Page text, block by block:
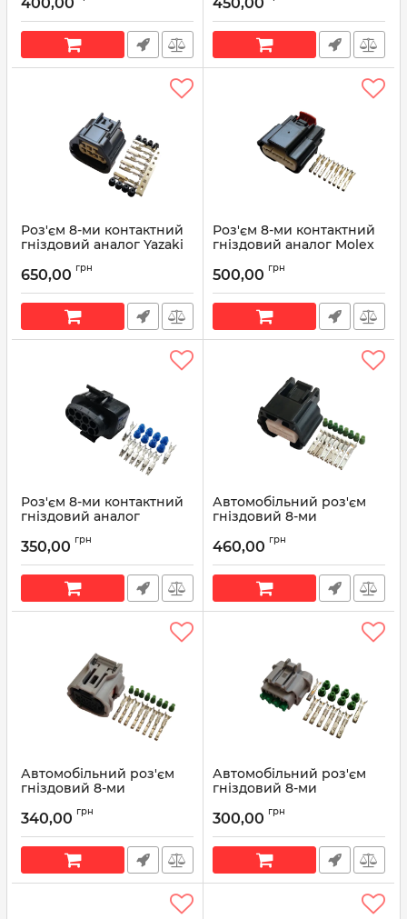
Артикул: DT04-08PA Артикул: DT06-08SA
Роз'єм 8-ми контактний
гніздовий аналог Yazaki
WPT-521 Ford 3U2Z-14S411-
Артикул: 7283-5684-10
650,00 грн
Роз'єм 8-ми контактний
гніздовий аналог Molex
Артикул: Р685
500,00 грн
Роз'єм 8-ми контактний
гніздовий аналог
Артикул: 3A0 973 734
350,00 грн
Автомобільний роз'єм
гніздовий 8-ми
7283-8855-30 серії RH
Артикул: 7283-8855-30
460,00 грн
Автомобільний роз'єм
гніздовий 8-ми
Sumitomo 6189-1240
TS SEALED
90980-12520
340,00 грн
Автомобільний роз'єм
гніздовий 8-ми
Sumitomo 6185-1179 6918-
Артикул: PB295-08120
300,00 грн